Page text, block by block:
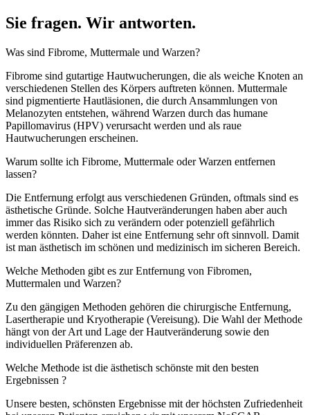
Sie fragen. Wir antworten.
Was sind Fibrome, Muttermale und Warzen?
Fibrome sind gutartige Hautwucherungen, die als weiche Knoten an
verschiedenen Stellen des Körpers auftreten können. Muttermale
sind pigmentierte Hautläsionen, die durch Ansammlungen von
Melanozyten entstehen, während Warzen durch das humane
Papillomavirus (HPV) verursacht werden und als raue
Hautwucherungen erscheinen.
Warum sollte ich Fibrome, Muttermale oder Warzen entfernen
lassen?
Die Entfernung erfolgt aus verschiedenen Gründen, oftmals sind es
ästhetische Gründe. Solche Hautveränderungen haben aber auch
immer das Risiko sich zu verändern oder potenziell gefährlich
werden könnten. Daher ist eine Entfernung sehr oft sinnvoll. Damit
ist man ästhetisch im schönen und medizinisch im sicheren Bereich.
Welche Methoden gibt es zur Entfernung von Fibromen,
Muttermalen und Warzen?
Zu den gängigen Methoden gehören die chirurgische Entfernung,
Lasertherapie und Kryotherapie (Vereisung). Die Wahl der Methode
hängt von der Art und Lage der Hautveränderung sowie den
individuellen Präferenzen ab.
Welche Methode ist die ästhetisch schönste mit den besten
Ergebnissen ?
Unsere besten, schönsten Ergebnisse mit der höchsten Zufriedenheit